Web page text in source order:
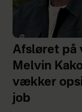
Afsløret på
Melvin
vækker
job